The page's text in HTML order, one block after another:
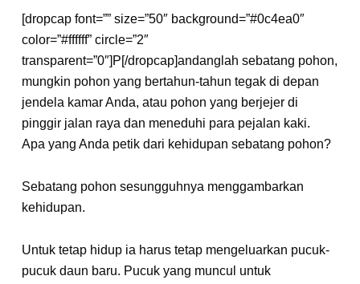
[dropcap font=”” size=”50″ background=”#0c4ea0″
color=”#ffffff” circle=”2″
transparent=”0″]P[/dropcap]andanglah sebatang pohon,
mungkin pohon yang bertahun-tahun tegak di depan
jendela kamar Anda, atau pohon yang berjejer di
pinggir jalan raya dan meneduhi para pejalan kaki.
Apa yang Anda petik dari kehidupan sebatang pohon?
Sebatang pohon sesungguhnya menggambarkan
kehidupan.
Untuk tetap hidup ia harus tetap mengeluarkan pucuk-
pucuk daun baru. Pucuk yang muncul untuk